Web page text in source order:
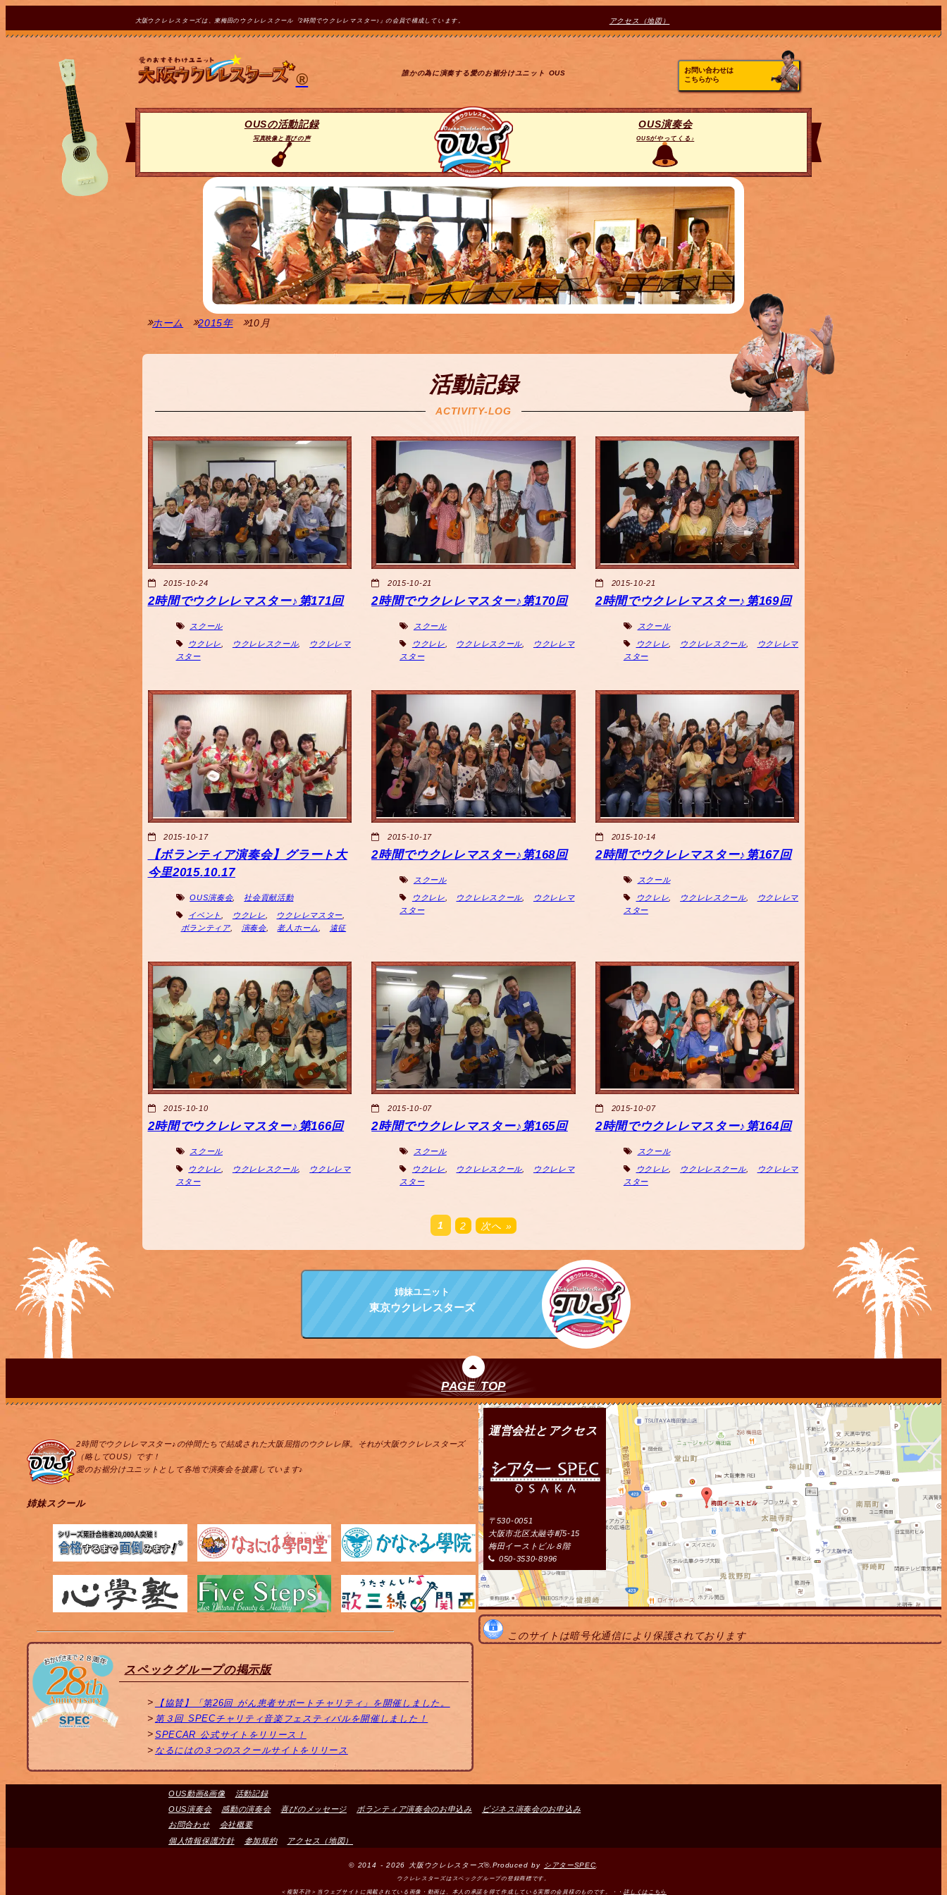
大阪ウクレレスターズは、東梅田のウクレレスクール『2時間でウクレレマスター♪』の会員で構成しています。 アクセス（地図）
® 誰かの為に演奏する愛のお裾分けユニット OUS
お問い合わせは
こちらから
OUSの活動記録
写真映像と喜びの声
OUS演奏会
OUSがやってくる♪
ホーム 2015年 10月
活動記録
ACTIVITY-LOG
2015-10-24
2時間でウクレレマスター♪第171回
スクール
ウクレレ ウクレレスクール,
ウクレレマ
スター
2015-10-21
2時間でウクレレマスター♪第170回
スクール
ウクレレ ウクレレスクール
ウクレレマ
スター
2015-10-21
2時間でウクレレマスター♪第169回
スクール
ウクレレ ウクレレスクール,
ウクレレマ
スター
2015-10-17
【ボランティア演奏会】グラート大
今里2015.10.17
OUS演奏会, 社会貢献活動
イベント ウクレレ ウクレレマスター
ボランティア, 演奏会, 老人ホーム 遠征
2015-10-17
2時間でウクレレマスター♪第168回
スクール
ウクレレ ウクレレスクール
ウクレレマ
スター
2015-10-14
2時間でウクレレマスター♪第167回
スクール
ウクレレ ウクレレスクール,
ウクレレマ
スター
2015-10-10
2時間でウクレレマスター♪第166回
スクール
ウクレレ ウクレレスクール,
ウクレレマ
スター
2015-10-07
2時間でウクレレマスター♪第165回
スクール
ウクレレ ウクレレスクール
ウクレレマ
スター
2015-10-07
2時間でウクレレマスター♪第164回
スクール
ウクレレ ウクレレスクール,
ウクレレマ
スター
1 2 次へ »
姉妹ユニット
東京ウクレレスターズ
PAGE TOP
2時間でウクレレマスター♪の仲間たちで結成された大阪屈指のウクレレ隊。それが大阪ウクレレスターズ
（略してOUS）です！
愛のお裾分けユニットとして各地で演奏会を披露しています♪
姉妹スクール
スペックグループの掲示版
【協賛】「第26回 がん患者サポートチャリティ」を開催しました。
第３回 SPECチャリティ音楽フェスティバルを開催しました！
SPECAR 公式サイトをリリース！
なるにはの３つのスクールサイトをリリース
運営会社とアクセス
〒530-0051
大阪市北区太融寺町5-15
梅田イーストビル８階
050-3530-8996
このサイトは暗号化通信により保護されております
OUS動画&画像
活動記録
OUS演奏会
感動の演奏会 喜びのメッセージ ボランティア演奏会のお申込み
ビジネス演奏会のお申込み
お問合わせ
会社概要
個人情報保護方針
参加規約 アクセス（地図）
© 2014 - 2026 大阪ウクレレスターズ®.Produced by シアターSPEC.
ウクレレスターズはスペックグループの登録商標です。
＜複製不許＞当ウェブサイトに掲載されている画像・動画は、本人の承諾を得て作成している実際の会員様のものです。・・詳しくはこちら